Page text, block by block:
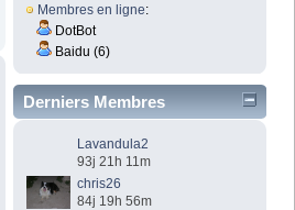
Membres en ligne:
DotBot
Baidu (6)
Derniers Membres
Lavandula2
93j 21h 11m
chris26
84j 19h 56m